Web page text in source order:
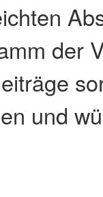
der
und